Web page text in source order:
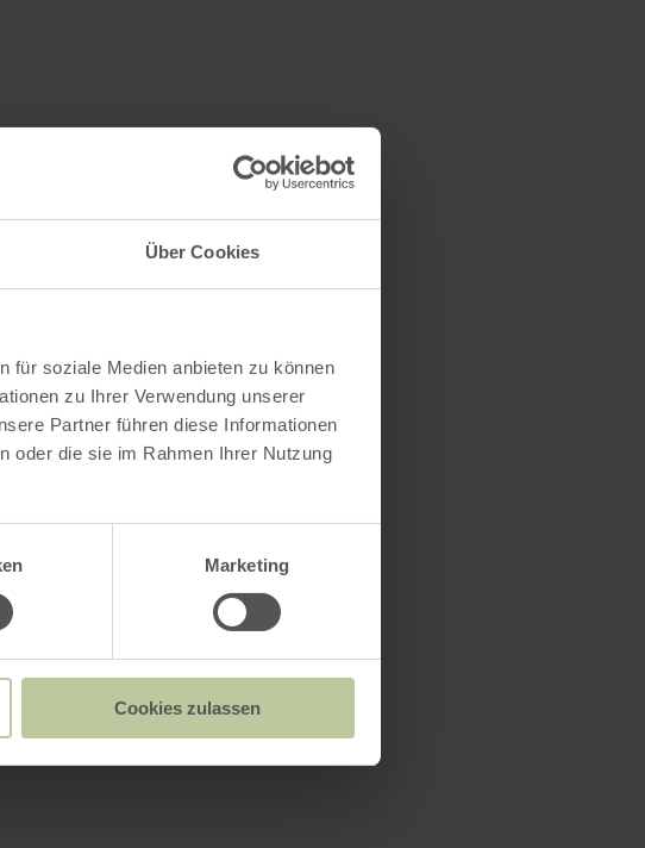
Über Cookies
für soziale Medien anbieten zu können
zu Ihrer Verwendung unserer
Partner führen diese Informationen
oder die sie im Rahmen Ihrer Nutzung
Marketing
Cookies zulassen